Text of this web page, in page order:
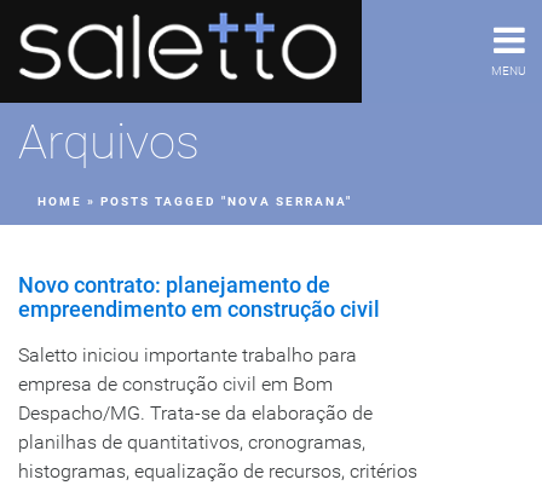
MENU
Arquivos
HOME » POSTS TAGGED "NOVA SERRANA"
Novo contrato: planejamento de
empreendimento em construção civil
Saletto iniciou importante trabalho para
empresa de construção civil em Bom
Despacho/MG. Trata-se da elaboração de
planilhas de quantitativos, cronogramas,
histogramas, equalização de recursos, critérios